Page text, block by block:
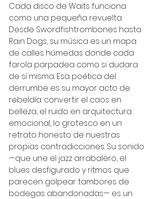
Cada disco de Waits funciona
como una pequeña revuelta.
Desde Swordfishtrombones hasta
Rain Dogs, su música es un mapa
de calles húmedas donde cada
farola parpadea como si dudara
de sí misma. Esa poética del
derrumbe es su mayor acto de
rebeldía: convertir el caos en
belleza, el ruido en arquitectura
emocional, lo grotesco en un
retrato honesto de nuestras
propias contradicciones. Su sonido
—que une el jazz arrabalero, el
blues desfigurado y ritmos que
parecen golpear tambores de
bodegas abandonadas— es un